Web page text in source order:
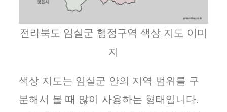
전라북도 임실군 행정구역 색상 지도 이미
지
색상 지도는 임실군 안의 지역 범위를 구
분해서 볼 때 많이 사용하는 형태입니다.